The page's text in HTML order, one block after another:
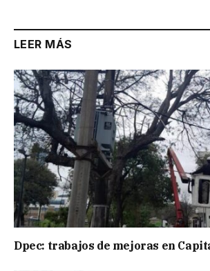
LEER MÁS
Dpec: trabajos de mejoras en